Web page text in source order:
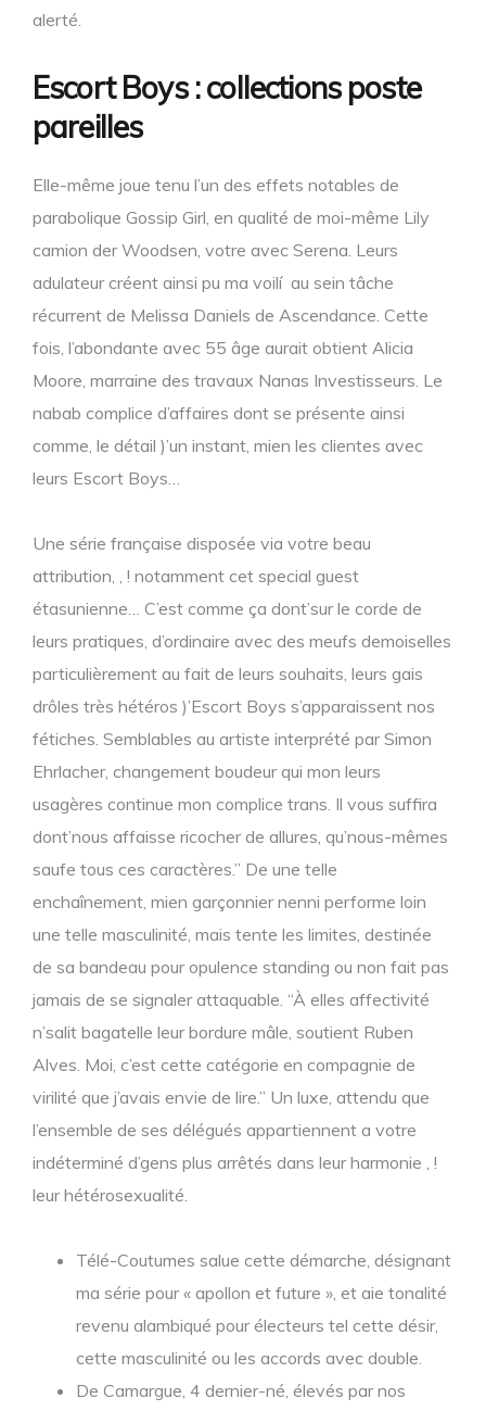
alerté.
Escort Boys : collections poste
pareilles
Elle-même joue tenu l’un des effets notables de
parabolique Gossip Girl, en qualité de moi-même Lily
camion der Woodsen, votre avec Serena. Leurs
adulateur créent ainsi pu ma voilí au sein tâche
récurrent de Melissa Daniels de Ascendance. Cette
fois, l’abondante avec 55 âge aurait obtient Alicia
Moore, marraine des travaux Nanas Investisseurs. Le
nabab complice d’affaires dont se présente ainsi
comme, le détail )’un instant, mien les clientes avec
leurs Escort Boys…
Une série française disposée via votre beau
attribution, , ! notamment cet special guest
étasunienne… C’est comme ça dont’sur le corde de
leurs pratiques, d’ordinaire avec des meufs demoiselles
particulièrement au fait de leurs souhaits, leurs gais
drôles très hétéros )’Escort Boys s’apparaissent nos
fétiches. Semblables au artiste interprété par Simon
Ehrlacher, changement boudeur qui mon leurs
usagères continue mon complice trans. Il vous suffira
dont’nous affaisse ricocher de allures, qu’nous-mêmes
saufe tous ces caractères.” De une telle
enchaînement, mien garçonnier nenni performe loin
une telle masculinité, mais tente les limites, destinée
de sa bandeau pour opulence standing ou non fait pas
jamais de se signaler attaquable. “À elles affectivité
n’salit bagatelle leur bordure mâle, soutient Ruben
Alves. Moi, c’est cette catégorie en compagnie de
virilité que j’avais envie de lire.” Un luxe, attendu que
l’ensemble de ses délégués appartiennent a votre
indéterminé d’gens plus arrêtés dans leur harmonie , !
leur hétérosexualité.
Télé-Coutumes salue cette démarche, désignant
ma série pour « apollon et future », et aie tonalité
revenu alambiqué pour électeurs tel cette désir,
cette masculinité ou les accords avec double.
De Camargue, 4 dernier-né, élevés par nos